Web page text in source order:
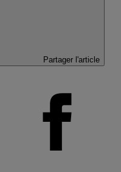
Partager l'article